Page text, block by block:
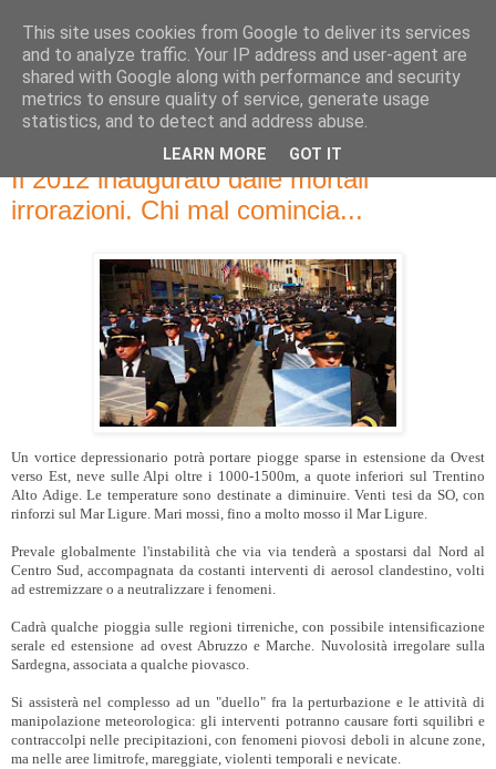
Il 2012 inaugurato dalle mortali
irrorazioni. Chi mal comincia...
Un vortice depressionario potrà portare piogge sparse in estensione da Ovest
verso Est, neve sulle Alpi oltre i 1000-1500m, a quote inferiori sul Trentino
Alto Adige. Le temperature sono destinate a diminuire. Venti tesi da SO, con
rinforzi sul Mar Ligure. Mari mossi, fino a molto mosso il Mar Ligure.
Prevale globalmente l'instabilità che via via tenderà a spostarsi dal Nord al
Centro Sud, accompagnata da costanti interventi di aerosol clandestino, volti
ad estremizzare o a neutralizzare i fenomeni.
Cadrà qualche pioggia sulle regioni tirreniche, con possibile intensificazione
serale ed estensione ad ovest Abruzzo e Marche. Nuvolosità irregolare sulla
Sardegna, associata a qualche piovasco.
Si assisterà nel complesso ad un "duello" fra la perturbazione e le attività di
manipolazione meteorologica: gli interventi potranno causare forti squilibri e
contraccolpi nelle precipitazioni, con fenomeni piovosi deboli in alcune zone,
ma nelle aree limitrofe, mareggiate, violenti temporali e nevicate.
This site uses cookies from Google to deliver its services
and to analyze traffic. Your IP address and user-agent are
shared with Google along with performance and security
metrics to ensure quality of service, generate usage
statistics, and to detect and address abuse.
LEARN MORE GOT IT